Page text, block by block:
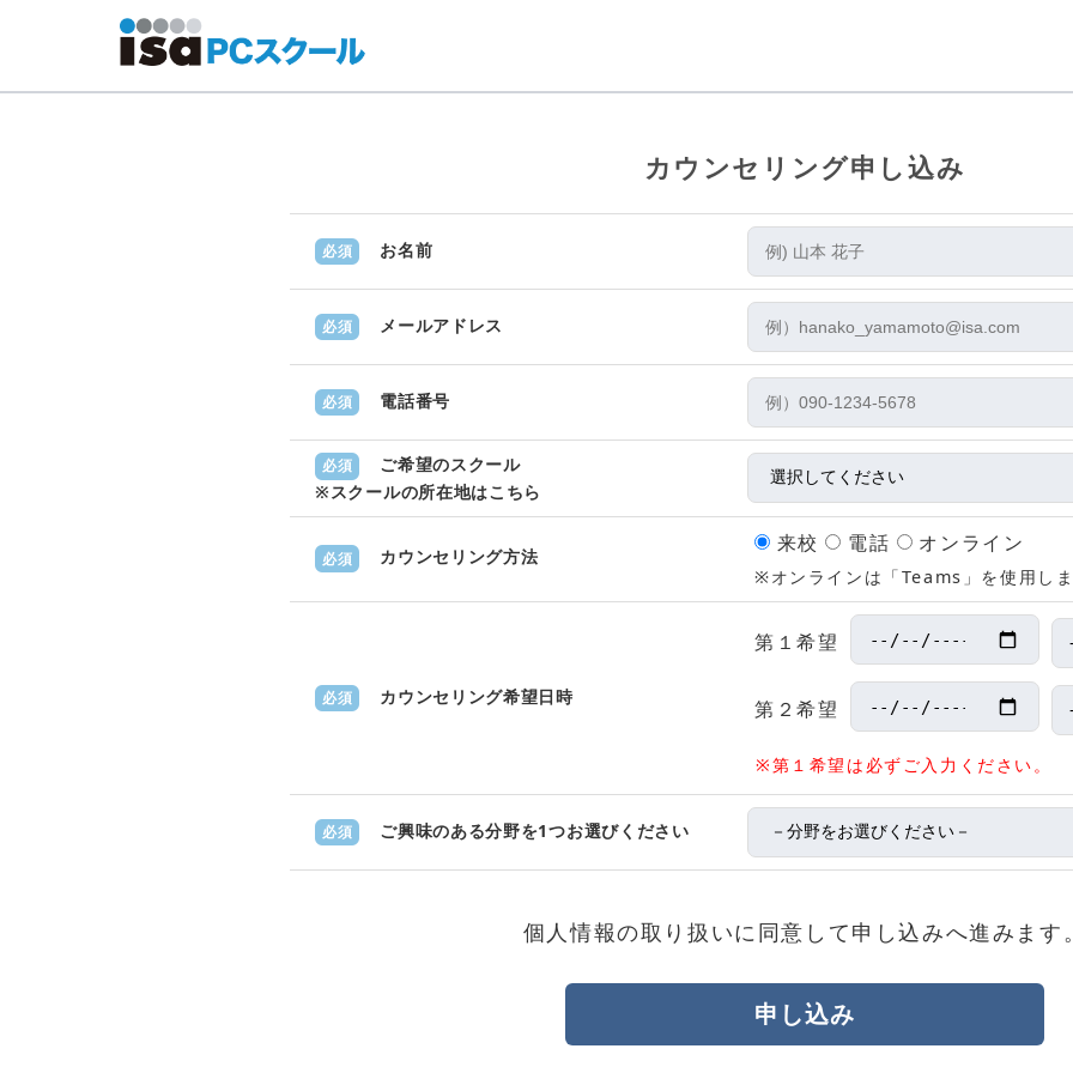
カウンセリング申し込み
必須 お名前
必須 メールアドレス
必須 電話番号
必須
ご希望のスクール
※スクールの所在地はこちら
必須 カウンセリング方法
来校 電話 オンライン
※オンラインは「Teams」を使用しま
必須 カウンセリング希望日時
第１希望
第２希望
※第１希望は必ずご入力ください。
必須 ご興味のある分野を1つお選びください
個人情報の取り扱いに同意して申し込みへ進みます。